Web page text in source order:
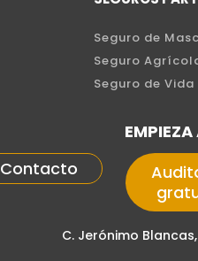
Seguro de
Seguro
Seguro de Vida
Contacto
C. Jerónimo